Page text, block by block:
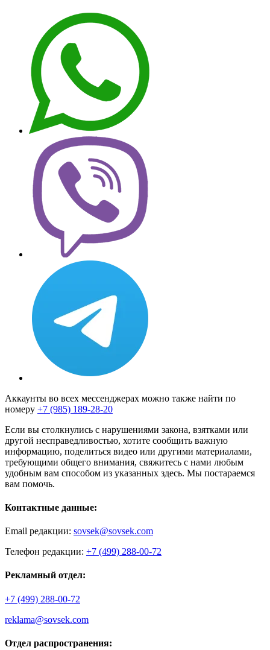
Аккаунты во всех мессенджерах можно также найти по
номеру +7 (985) 189-28-20
Если вы столкнулись с нарушениями закона, взятками или
другой несправедливостью, хотите сообщить важную
информацию, поделиться видео или другими материалами,
требующими общего внимания, свяжитесь с нами любым
удобным вам способом из указанных здесь. Мы постараемся
вам помочь.
Контактные данные:
Email редакции: sovsek@sovsek.com
Телефон редакции: +7 (499) 288-00-72
Рекламный отдел:
+7 (499) 288-00-72
reklama@sovsek.com
Отдел распространения: